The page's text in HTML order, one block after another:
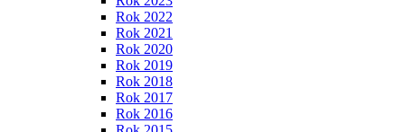
Rok 2022
Rok 2021
Rok 2020
Rok 2019
Rok 2018
Rok 2017
Rok 2016